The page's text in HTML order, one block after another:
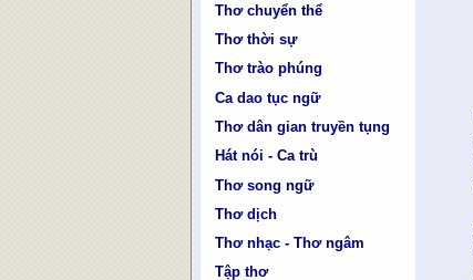
Thơ chuyển thể
Thơ thời sự
Thơ trào phúng
Ca dao tục ngữ
Thơ dân gian truyền tụng
Hát nói - Ca trù
Thơ song ngữ
Thơ dịch
Thơ nhạc - Thơ ngâm
Tập thơ